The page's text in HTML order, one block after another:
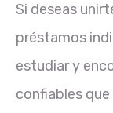
Si deseas
préstamos
estudiar y
confiables